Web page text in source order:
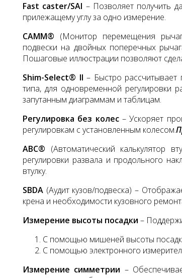
Fast caster/SAI – Позволяет получить
прилежащему углу за одно измерение.
CAMM® (Монитор перемещения
подвески на двойных поперечных
Пошаговые иллюстрации позволяют
Shim-Select® II – Быстро
типа, для одновременной регулировки
запутанным диаграммам и таблицам.
Регулировка без колес– Ускоряет
регулировкам с установленным колесом.
ABC® (Автоматический калькулятор
регулировки развала и продольного
втулку.
SBDA (Аудит кузов/подвеска) –
крена и необходимости кузовного
Измерение высоты посадки –
С помощью мишеней высоты
С помощью электронного
Измерение симметрии –